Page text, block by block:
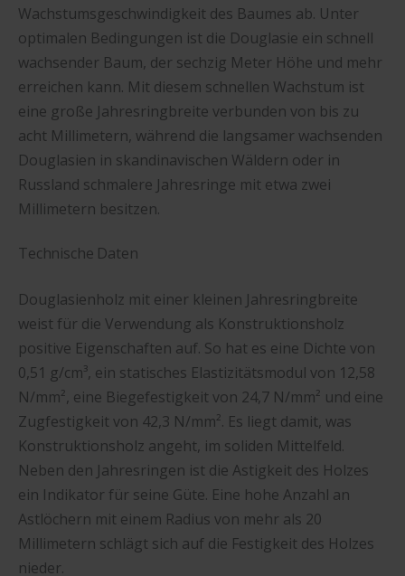
Wachstumsgeschwindigkeit des Baumes ab. Unter
optimalen Bedingungen ist die Douglasie ein schnell
wachsender Baum, der sechzig Meter Höhe und mehr
erreichen kann. Mit diesem schnellen Wachstum ist
eine große Jahresringbreite verbunden von bis zu
acht Millimetern, während die langsamer wachsenden
Douglasien in skandinavischen Wäldern oder in
Russland schmalere Jahresringe mit etwa zwei
Millimetern besitzen.
Technische Daten
Douglasienholz mit einer kleinen Jahresringbreite
weist für die Verwendung als Konstruktionsholz
positive Eigenschaften auf. So hat es eine Dichte von
0,51 g/cm³, ein statisches Elastizitätsmodul von 12,58
N/mm², eine Biegefestigkeit von 24,7 N/mm² und eine
Zugfestigkeit von 42,3 N/mm². Es liegt damit, was
Konstruktionsholz angeht, im soliden Mittelfeld.
Neben den Jahresringen ist die Astigkeit des Holzes
ein Indikator für seine Güte. Eine hohe Anzahl an
Astlöchern mit einem Radius von mehr als 20
Millimetern schlägt sich auf die Festigkeit des Holzes
nieder.